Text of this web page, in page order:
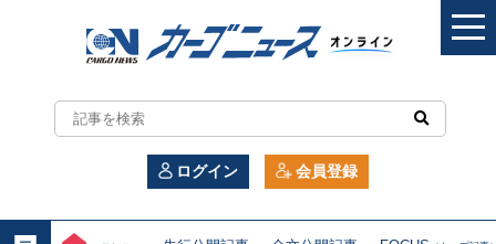
カ
ー
ニ
ログイン 会員登録